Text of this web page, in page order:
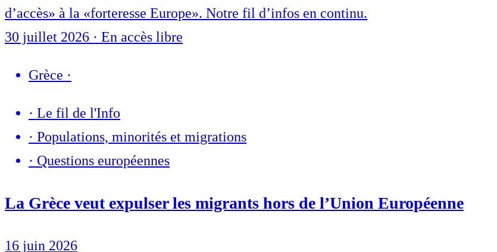
d’accès» à la «forteresse Europe». Notre fil d’infos en continu.
30 juillet 2026 · En accès libre
Grèce ·
· Le fil de l'Info
· Populations, minorités et migrations
· Questions européennes
La Grèce veut expulser les migrants hors de l’Union Européenne
16 juin 2026